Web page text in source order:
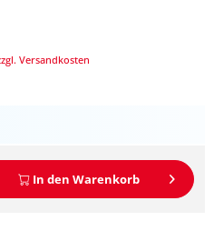
Versandkosten
In den Warenkorb